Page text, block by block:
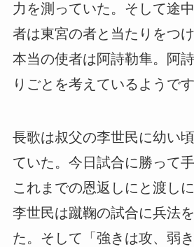
力を測っていた。そして途
者は東宮の者と当たりをつけ
本当の使者は阿詩勒隼。阿
りごとを考えているようです
長歌は叔父の李世民に幼い
ていた。今日試合に勝って
これまでの恩返しにと渡し
李世民は蹴鞠の試合に兵法
た。そして「強きは攻、弱